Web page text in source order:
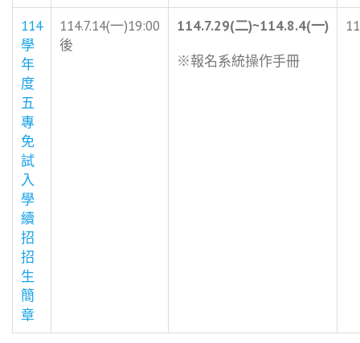
114
學
年
度
五
專
免
試
入
學
續
招
招
生
簡
章
114.7.14(一)19:00
後
114.7.29(二)~114.8.4(一)
※報名系統操作手冊